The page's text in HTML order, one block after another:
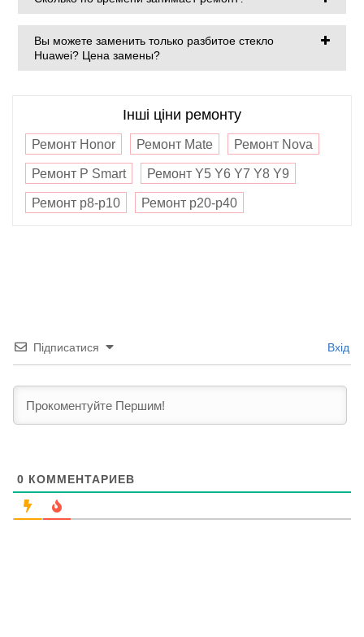
Вы можете заменить только разбитое стекло
Huawei? Цена замены?
Інші ціни ремонту
Ремонт Honor Ремонт Mate Ремонт Nova
Ремонт P Smart Ремонт Y5 Y6 Y7 Y8 Y9
Ремонт p8-p10 Ремонт p20-p40
Підписатися Вхід
0 КОММЕНТАРИЕВ